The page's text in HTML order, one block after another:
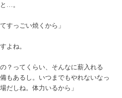
…。
すっごい焼くから」
よね。
？ってくらい、そんなに薪入れる
もあるし。いつまでもやれないなっ
だしね。体力いるから」